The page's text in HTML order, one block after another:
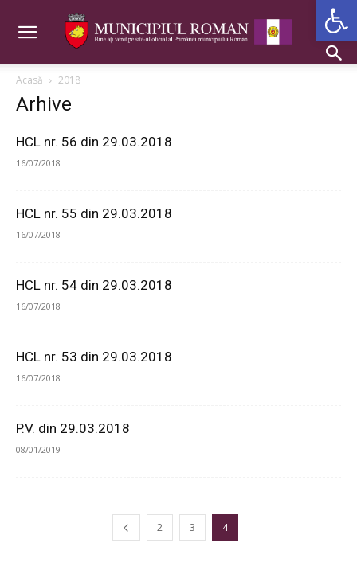
Acasă 2018
Arhive
HCL nr. 56 din 29.03.2018
16/07/2018
HCL nr. 55 din 29.03.2018
16/07/2018
HCL nr. 54 din 29.03.2018
16/07/2018
HCL nr. 53 din 29.03.2018
16/07/2018
P.V. din 29.03.2018
08/01/2019
2 3 4